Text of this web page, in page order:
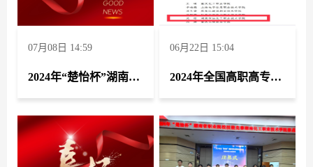
2022年全国职业院校技能大赛化学实验技术赛项
息建模创新大赛 团体三等奖
团体二等奖
全国数字化3D创新设计大赛14周年精英联赛
07月08日 14:59
2024年“楚怡杯”湖南省职业院校教师职业能力竞赛教学能力比赛中荣获一等奖两项 二等奖两项 三等奖一项
06月22日 15:04
2024年全国高职高专院校思想政治理论课（《思想道德与法治》课程）第一场“萌新磨课 骨干练兵”竞赛中荣获二等奖